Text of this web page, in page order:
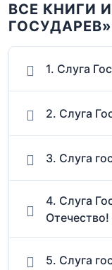
ВСЕ КНИГИ
ГОСУДАРЕВ»
1. Слуга
2. Слуга
3. Слуга
4. Слуга
Отечество!
5. Слуга